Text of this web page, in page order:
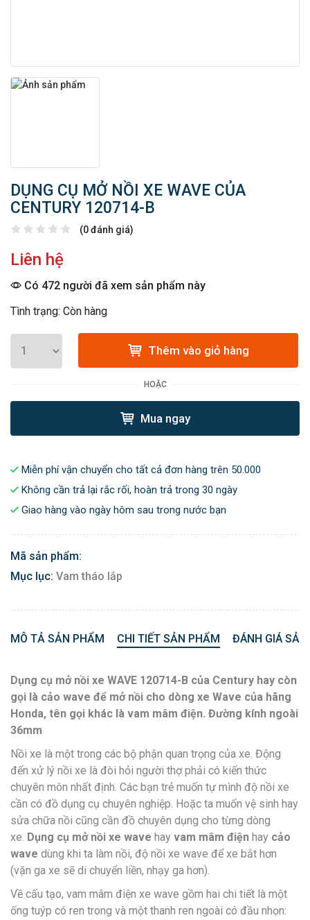
DỤNG CỤ MỞ NỒI XE WAVE CỦA
CENTURY 120714-B
(0 đánh giá)
Liên hệ
Có 472 người đã xem sản phẩm này
Tình trạng: Còn hàng
Thêm vào giỏ hàng
HOẶC
Mua ngay
Miễn phí vận chuyển cho tất cả đơn hàng trên 50.000
Không cần trả lại rắc rối, hoàn trả trong 30 ngày
Giao hàng vào ngày hôm sau trong nước bạn
Mã sản phẩm:
Mục lục: Vam tháo lắp
MÔ TẢ SẢN PHẨM CHI TIẾT SẢN PHẨM ĐÁNH GIÁ
Dụng cụ mở nồi xe WAVE 120714-B của Century hay còn
gọi là cảo wave để mở nồi cho dòng xe Wave của hãng
Honda, tên gọi khác là vam mâm điện. Đường kính ngoài
36mm
Nồi xe là một trong các bộ phận quan trọng của xe. Động
đến xử lý nồi xe là đòi hỏi người thợ phải có kiến thức
chuyên môn nhất định. Các bạn trẻ muốn tự mình độ nồi xe
cần có đồ dụng cụ chuyên nghiệp. Hoặc ta muốn vệ sinh hay
sửa chữa nồi cũng cần đồ chuyên dụng cho từng dòng
xe. Dụng cụ mở nồi xe wave hay vam mâm điện hay cảo
wave dùng khi ta làm nồi, độ nồi xe wave để xe bắt hơn
(vặn ga xe sẽ di chuyển liền, nhạy ga hơn).
Về cấu tạo, vam mâm điện xe wave gồm hai chi tiết là một
ống tuýp có ren trong và một thanh ren ngoài có đầu nhọn: